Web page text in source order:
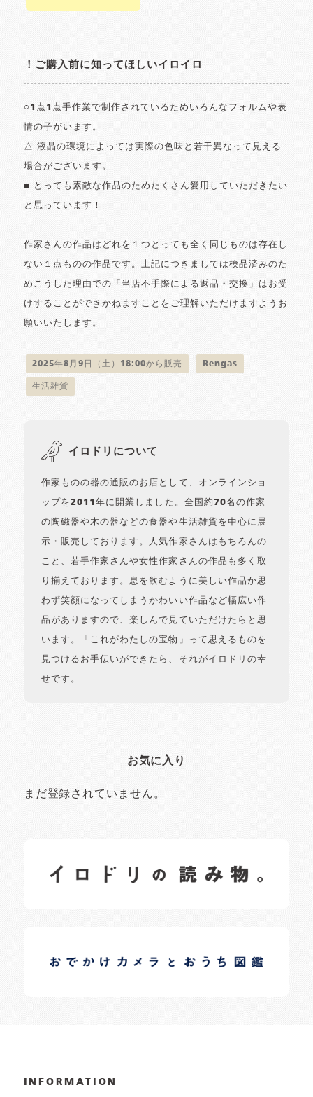
！ご購入前に知ってほしいイロイロ
○1点1点手作業で制作されているためいろんなフォルムや表
情の子がいます。
△ 液晶の環境によっては実際の色味と若干異なって見える
場合がございます。
■ とっても素敵な作品のためたくさん愛用していただきたい
と思っています！
作家さんの作品はどれを１つとっても全く同じものは存在し
ない１点ものの作品です。上記につきましては検品済みのた
めこうした理由での「当店不手際による返品・交換」はお受
けすることができかねますことをご理解いただけますようお
願いいたします。
2025年8月9日（土）18:00から販売 Rengas
生活雑貨
イロドリについて
作家ものの器の通販のお店として、オンラインショ
ップを2011年に開業しました。全国約70名の作家
の陶磁器や木の器などの食器や生活雑貨を中心に展
示・販売しております。人気作家さんはもちろんの
こと、若手作家さんや女性作家さんの作品も多く取
り揃えております。息を飲むように美しい作品か思
わず笑顔になってしまうかわいい作品など幅広い作
品がありますので、楽しんで見ていただけたらと思
います。「これがわたしの宝物」って思えるものを
見つけるお手伝いができたら、それがイロドリの幸
せです。
お気に入り
まだ登録されていません。
日常の様子など随時更新中です。
日常の様子など随時更新中です。
INFORMATION